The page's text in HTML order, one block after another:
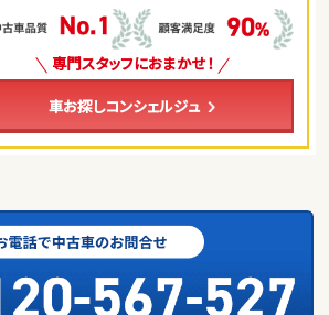
専門スタッフにおまかせ！
車お探しコンシェルジュ